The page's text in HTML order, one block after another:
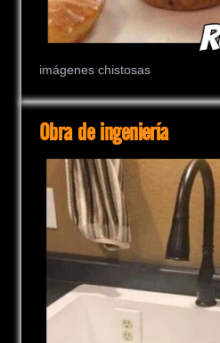
imágenes chistosas
Obra de ingeniería